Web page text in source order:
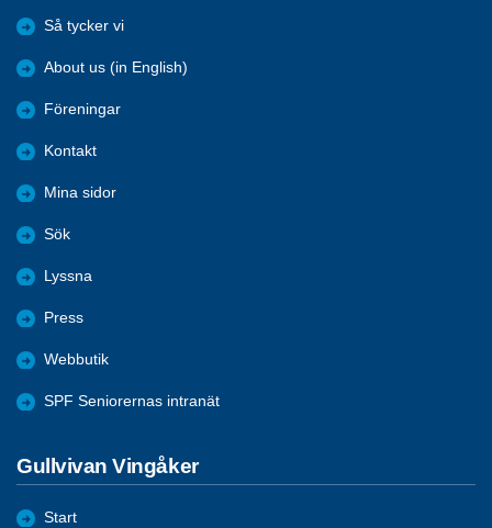
Så tycker vi
About us (in English)
Föreningar
Kontakt
Mina sidor
Sök
Lyssna
Press
Webbutik
SPF Seniorernas intranät
Gullvivan Vingåker
Start